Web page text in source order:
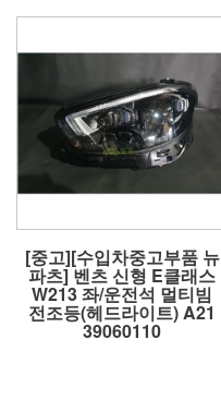
[중고][수입차중고부품 뉴
파츠] 벤츠 신형 E클래스
W213 좌/운전석 멀티빔
전조등(헤드라이트) A21
39060110